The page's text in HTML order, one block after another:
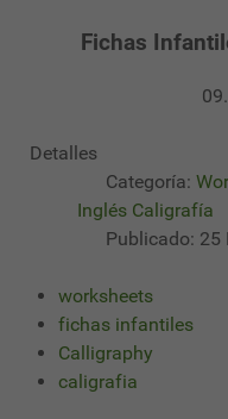
Fichas
Detalles
Categoría:
Inglés Caligrafía
Publicado: 25
worksheets
fichas infantiles
Calligraphy
caligrafia